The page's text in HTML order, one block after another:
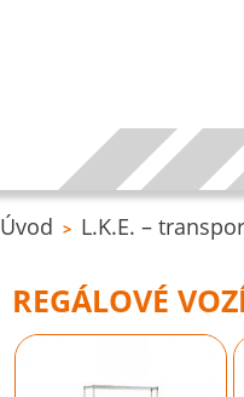
Úvod > L.K.E. –
REGÁLOVÉ